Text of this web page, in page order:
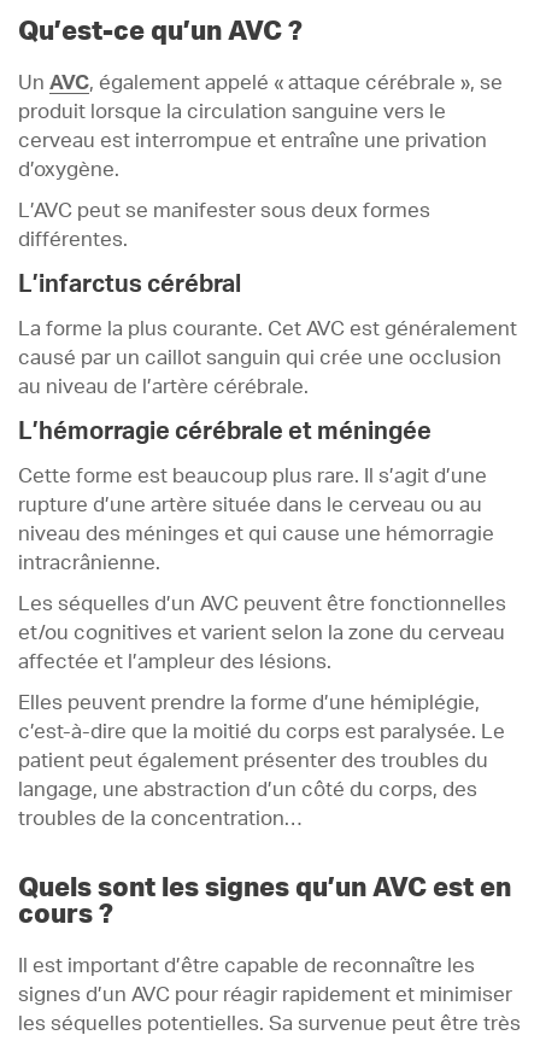
Qu’est-ce qu’un AVC ?
Un AVC, également appelé « attaque cérébrale », se
produit lorsque la circulation sanguine vers le
cerveau est interrompue et entraîne une privation
d’oxygène.
L’AVC peut se manifester sous deux formes
différentes.
L’infarctus cérébral
La forme la plus courante. Cet AVC est généralement
causé par un caillot sanguin qui crée une occlusion
au niveau de l’artère cérébrale.
L’hémorragie cérébrale et méningée
Cette forme est beaucoup plus rare. Il s’agit d’une
rupture d’une artère située dans le cerveau ou au
niveau des méninges et qui cause une hémorragie
intracrânienne.
Les séquelles d’un AVC peuvent être fonctionnelles
et/ou cognitives et varient selon la zone du cerveau
affectée et l’ampleur des lésions.
Elles peuvent prendre la forme d’une hémiplégie,
c’est-à-dire que la moitié du corps est paralysée. Le
patient peut également présenter des troubles du
langage, une abstraction d’un côté du corps, des
troubles de la concentration…
Quels sont les signes qu’un AVC est en
cours ?
Il est important d’être capable de reconnaître les
signes d’un AVC pour réagir rapidement et minimiser
les séquelles potentielles. Sa survenue peut être très